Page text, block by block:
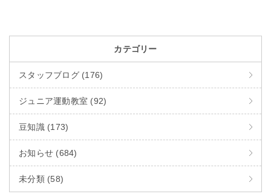
カテゴリー
スタッフブログ (176)
ジュニア運動教室 (92)
豆知識 (173)
お知らせ (684)
未分類 (58)